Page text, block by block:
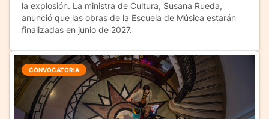
la explosión. La ministra de Cultura, Susana Rueda,
anunció que las obras de la Escuela de Música estarán
finalizadas en junio de 2027.
CONVOCATORIA